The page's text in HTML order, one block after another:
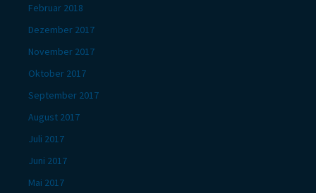
Februar 2018
Dezember 2017
November 2017
Oktober 2017
September 2017
August 2017
Juli 2017
Juni 2017
Mai 2017